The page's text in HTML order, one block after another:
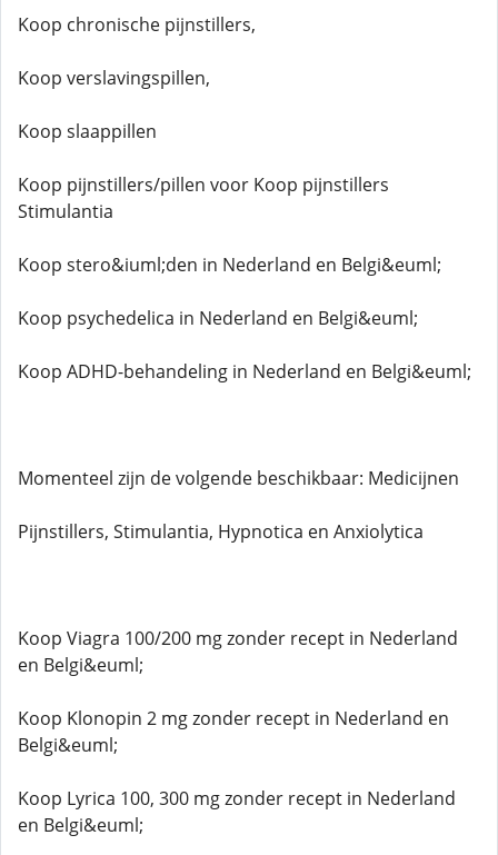
Koop chronische pijnstillers,
Koop verslavingspillen,
Koop slaappillen
Koop pijnstillers/pillen voor Koop pijnstillers
Stimulantia
Koop stero&iuml;den in Nederland en Belgi&euml;
Koop psychedelica in Nederland en Belgi&euml;
Koop ADHD-behandeling in Nederland en Belgi&euml;
Momenteel zijn de volgende beschikbaar: Medicijnen
Pijnstillers, Stimulantia, Hypnotica en Anxiolytica
Koop Viagra 100/200 mg zonder recept in Nederland
en Belgi&euml;
Koop Klonopin 2 mg zonder recept in Nederland en
Belgi&euml;
Koop Lyrica 100, 300 mg zonder recept in Nederland
en Belgi&euml;